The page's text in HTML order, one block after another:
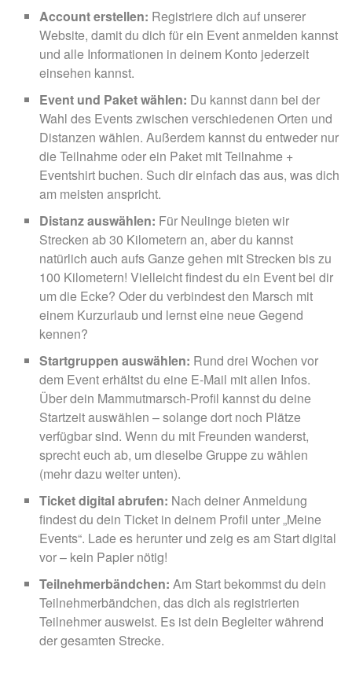
Account erstellen: Registriere dich auf unserer
Website, damit du dich für ein Event anmelden kannst
und alle Informationen in deinem Konto jederzeit
einsehen kannst.
Event und Paket wählen: Du kannst dann bei der
Wahl des Events zwischen verschiedenen Orten und
Distanzen wählen. Außerdem kannst du entweder nur
die Teilnahme oder ein Paket mit Teilnahme +
Eventshirt buchen. Such dir einfach das aus, was dich
am meisten anspricht.
Distanz auswählen: Für Neulinge bieten wir
Strecken ab 30 Kilometern an, aber du kannst
natürlich auch aufs Ganze gehen mit Strecken bis zu
100 Kilometern! Vielleicht findest du ein Event bei dir
um die Ecke? Oder du verbindest den Marsch mit
einem Kurzurlaub und lernst eine neue Gegend
kennen?
Startgruppen auswählen: Rund drei Wochen vor
dem Event erhältst du eine E-Mail mit allen Infos.
Über dein Mammutmarsch-Profil kannst du deine
Startzeit auswählen – solange dort noch Plätze
verfügbar sind. Wenn du mit Freunden wanderst,
sprecht euch ab, um dieselbe Gruppe zu wählen
(mehr dazu weiter unten).
Ticket digital abrufen: Nach deiner Anmeldung
findest du dein Ticket in deinem Profil unter „Meine
Events“. Lade es herunter und zeig es am Start digital
vor – kein Papier nötig!
Teilnehmerbändchen: Am Start bekommst du dein
Teilnehmerbändchen, das dich als registrierten
Teilnehmer ausweist. Es ist dein Begleiter während
der gesamten Strecke.